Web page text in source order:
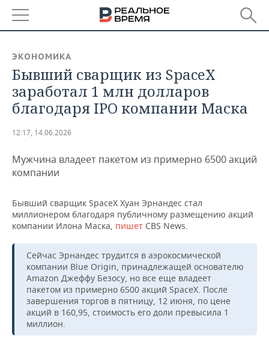
БАШКОРТОСТАН
ТАТАРСТАН
НОВОСТИ
АНАЛИТИКА
ДЕКЛАРАЦИИ О ДОХОДАХ
ВУЗЫ ТАТАРСТАНА
ТОРГОВЫЕ ЦЕНТРЫ
ТАТАРСТАНА
НОВОСТИ ЭКОНОМИКИ
БАНКИ
ИНВЕСТИЦИИ
ПРОМЫШЛЕННОСТЬ
АГРОПРОМ
МАШИНОСТРОЕНИЕ
НЕФТЕХИМИЯ
НЕФТЬ
ОПК
НОВОСТИ НЕДВИЖИМОСТИ
АВТО
НОВОСТИ БИЗНЕСА
РОЗНИЧНАЯ ТОРГОВЛЯ
ТРАНСПОРТ
ТЕХНОЛОГИИ
НОВОСТИ ТЕХНОЛОГИЙ
МЕРОПРИЯТИЯ
НОВОСТИ МЕРОПРИЯТИЙ
СПОРТ
ЭКОНОМИКА
Бывший сварщик из SpaceX
заработал 1 млн долларов
благодаря IPO компании Маска
12:17, 14.06.2026
Мужчина владеет пакетом из примерно 6500 акций
компании
Бывший сварщик SpaceX Хуан Эрнандес стал
миллионером благодаря публичному размещению акций
компании Илона Маска, пишет CBS News.
Сейчас Эрнандес трудится в аэрокосмической
компании Blue Origin, принадлежащей основателю
Amazon Джеффу Безосу, но все еще владеет
пакетом из примерно 6500 акций SpaceX. После
завершения торгов в пятницу, 12 июня, по цене
акций в 160,95, стоимость его доли превысила 1
миллион.